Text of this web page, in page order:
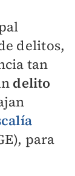
delitos,
tan
delito
para